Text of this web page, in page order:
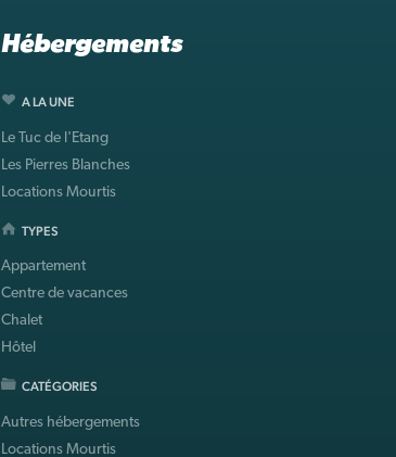
Hébergements
A LA UNE
Le Tuc de l'Etang
Les Pierres Blanches
Locations Mourtis
TYPES
Appartement
Centre de vacances
Chalet
Hôtel
CATÉGORIES
Autres hébergements
Locations Mourtis